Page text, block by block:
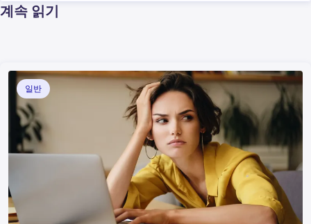
계속 읽기
일반